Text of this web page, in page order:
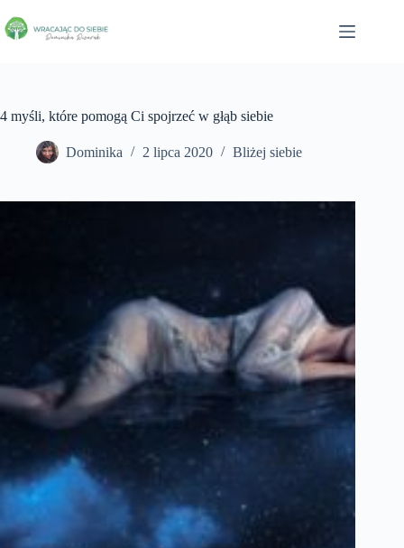
4 myśli, które pomogą Ci spojrzeć w głąb siebie
Dominika 2 lipca 2020 Bliżej siebie